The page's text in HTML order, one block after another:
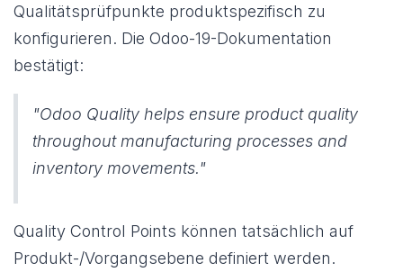
Qualitätsprüfpunkte produktspezifisch zu
konfigurieren. Die Odoo-19-Dokumentation
bestätigt:
"Odoo Quality helps ensure product quality
throughout manufacturing processes and
inventory movements."
Quality Control Points können tatsächlich auf
Produkt-/Vorgangsebene definiert werden.